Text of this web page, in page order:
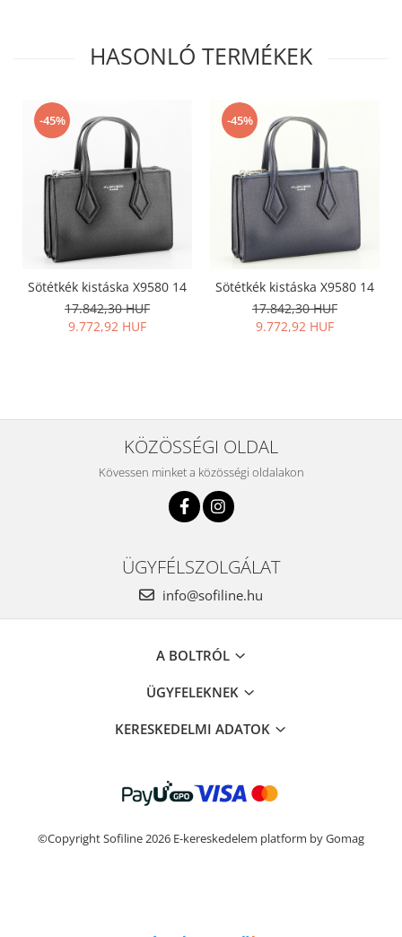
HASONLÓ TERMÉKEK
-45%
Sötétkék kistáska X9580 14
17.842,30 HUF
9.772,92 HUF
-45%
Sötétkék kistáska X9580 14
17.842,30 HUF
9.772,92 HUF
KÖZÖSSÉGI OLDAL
Kövessen minket a közösségi oldalakon
ÜGYFÉLSZOLGÁLAT
info@sofiline.hu
A BOLTRÓL
ÜGYFELEKNEK
KERESKEDELMI ADATOK
©Copyright Sofiline 2026 E-kereskedelem platform by Gomag